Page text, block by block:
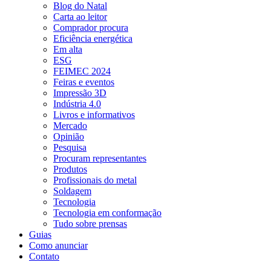
Blog do Natal
Carta ao leitor
Comprador procura
Eficiência energética
Em alta
ESG
FEIMEC 2024
Feiras e eventos
Impressão 3D
Indústria 4.0
Livros e informativos
Mercado
Opinião
Pesquisa
Procuram representantes
Produtos
Profissionais do metal
Soldagem
Tecnologia
Tecnologia em conformação
Tudo sobre prensas
Guias
Como anunciar
Contato